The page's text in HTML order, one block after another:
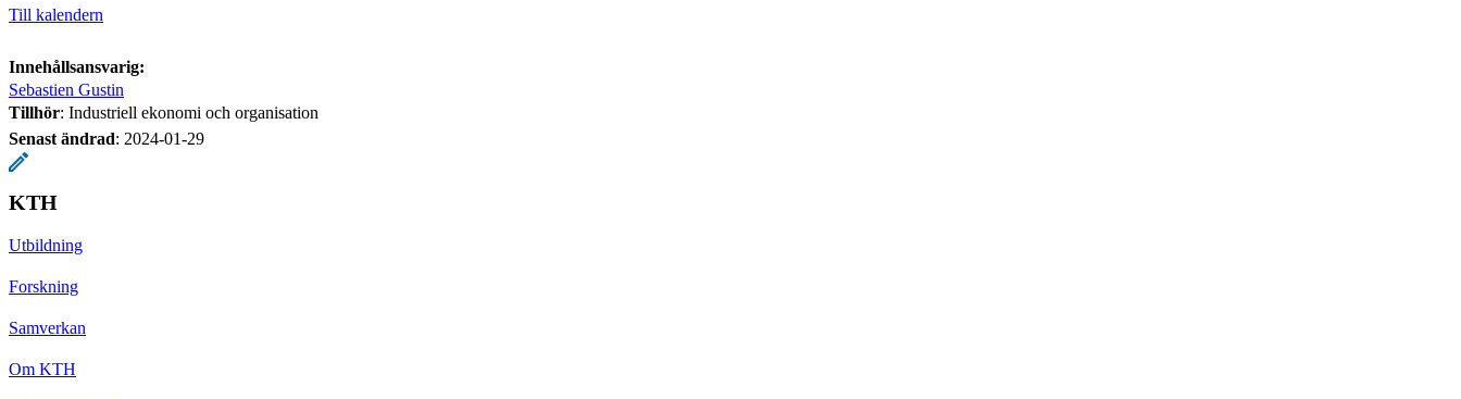
Till kalendern
Innehållsansvarig:
Sebastien Gustin
Tillhör: Industriell ekonomi och organisation
Senast ändrad: 2024-01-29
KTH
Utbildning
Forskning
Samverkan
Om KTH